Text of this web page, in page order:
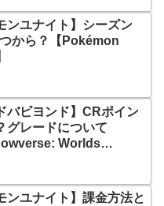
ンユナイト】シーズン
から？【Pokémon
バビヨンド】CRポイン
グレードについて
Worlds
ンユナイト】課金方法と